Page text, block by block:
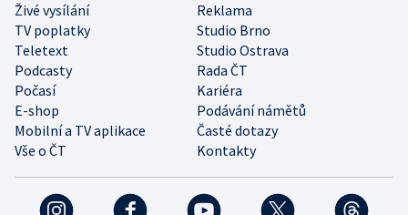
Živé vysílání
Reklama
TV poplatky
Studio Brno
Teletext
Studio Ostrava
Podcasty
Rada ČT
Počasí
Kariéra
E-shop
Podávání námětů
Mobilní a TV aplikace
Časté dotazy
Vše o ČT
Kontakty